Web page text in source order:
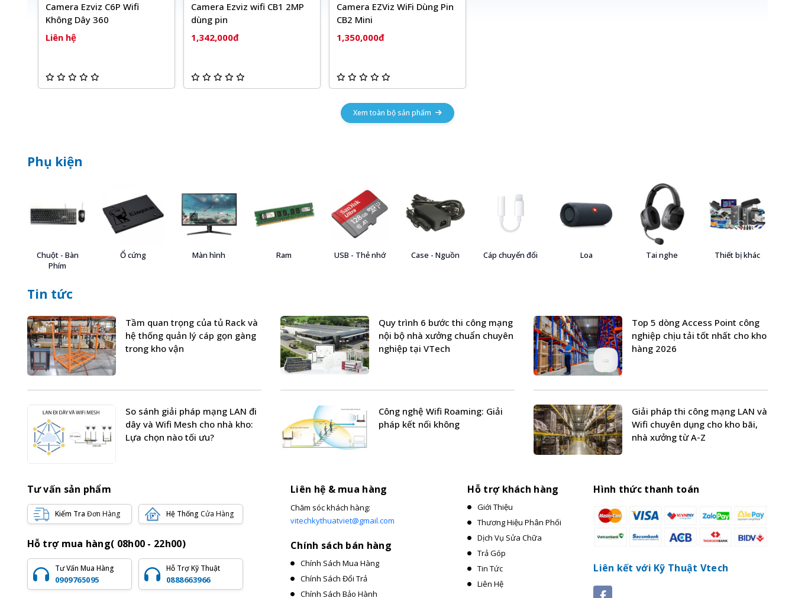
Camera Ezviz C6P Wifi
Không Dây 360
Liên hệ
Camera Ezviz wifi CB1 2MP
dùng pin
1,342,000đ
Camera EZViz WiFi Dùng Pin
CB2 Mini
1,350,000đ
Xem toàn bộ sản phẩm
Phụ kiện
Chuột - Bàn
Phím
Ổ cứng Màn hình Ram USB - Thẻ nhớ Case - Nguồn Cáp chuyển đổi Loa Tai nghe Thiết bị khác
Tin tức
Tầm quan trọng của tủ Rack và
hệ thống quản lý cáp gọn gàng
trong kho vận
Quy trình 6 bước thi công mạng
nội bộ nhà xưởng chuẩn chuyên
nghiệp tại VTech
Top 5 dòng Access Point công
nghiệp chịu tải tốt nhất cho kho
hàng 2026
So sánh giải pháp mạng LAN đi
dây và Wifi Mesh cho nhà kho:
Lựa chọn nào tối ưu?
Công nghệ Wifi Roaming: Giải
pháp kết nối không
Giải pháp thi công mạng LAN và
Wifi chuyên dụng cho kho bãi,
nhà xưởng từ A-Z
Tư vấn sản phẩm
Kiểm Tra Đơn Hàng Hệ Thống Cửa Hàng
Hỗ trợ mua hàng( 08h00 - 22h00)
Tư Vấn Mua Hàng
0909765095
Hỗ Trợ Kỹ Thuật
0888663966
Liên hệ & mua hàng
Chăm sóc khách hàng:
vitechkythuatviet@gmail.com
Chính sách bán hàng
Chính Sách Mua Hàng
Chính Sách Đổi Trả
Chính Sách Bảo Hành
Hỗ trợ khách hàng
Giới Thiệu
Thương Hiệu Phân Phối
Dịch Vụ Sửa Chữa
Trả Góp
Tin Tức
Liên Hệ
Hình thức thanh toán
Liên kết với Kỹ Thuật Vtech